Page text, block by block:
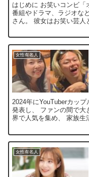
はじめに お笑いコンビ「
番組やドラマ、ラジオな
さん。 彼女はお笑い芸人
女性有名人
2024年にYouTuberカッ
発表し、 ファンの間で大
界で人気を集め、 家族生
女性有名人